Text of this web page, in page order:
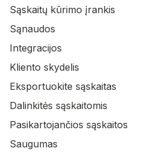
Sąskaitų kūrimo įrankis
Sąnaudos
Integracijos
Kliento skydelis
Eksportuokite sąskaitas
Dalinkitės sąskaitomis
Pasikartojančios sąskaitos
Saugumas